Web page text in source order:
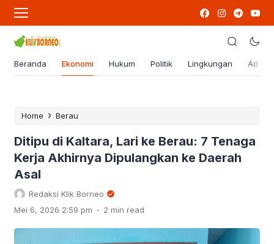
Beranda Ekonomi Hukum Politik Lingkungan
Home › Berau
Ditipu di Kaltara, Lari ke Berau: 7 Tenaga
Kerja Akhirnya Dipulangkan ke Daerah
Asal
Redaksi Klik Borneo
Mei 6, 2026 2:59 pm . 2 min read